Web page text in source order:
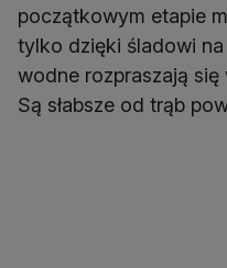
początkowym etapie
tylko dzięki śladowi
wodne rozpraszają
Są słabsze od trąb